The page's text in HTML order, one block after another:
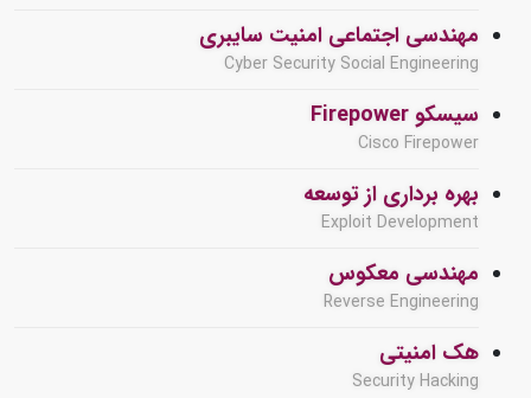
مهندسی اجتماعی امنیت سایبری
Cyber Security Social Engineering
سیسکو Firepower
Cisco Firepower
بهره برداری از توسعه
Exploit Development
مهندسی معکوس
Reverse Engineering
هک امنیتی
Security Hacking